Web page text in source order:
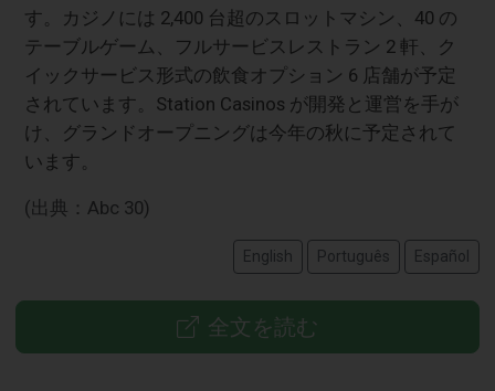
す。カジノには 2,400 台超のスロットマシン、40 の
テーブルゲーム、フルサービスレストラン 2 軒、ク
イックサービス形式の飲食オプション 6 店舗が予定
されています。Station Casinos が開発と運営を手が
け、グランドオープニングは今年の秋に予定されて
います。
(出典：Abc 30)
English Português Español
全文を読む